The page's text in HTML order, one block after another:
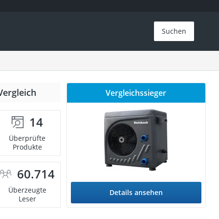
Suchen
14
Überprüfte
Produkte
60.714
Überzeugte
Leser
Vergleichssieger
Details ansehen